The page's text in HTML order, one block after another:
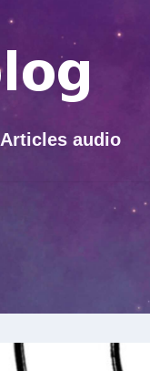
Articles audio